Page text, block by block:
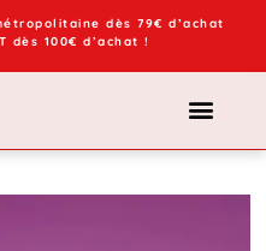
dès 79€ d’achat
dès 100€ d’achat !